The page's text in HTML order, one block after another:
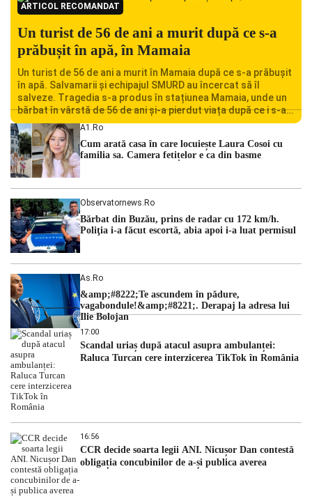
ARTICOL RECOMANDAT
Un turist de 56 de ani a murit după ce s-a
prăbușit în apă, în Mamaia
Un turist de 56 de ani a murit în Mamaia după ce s-a prăbușit
în apă. Salvamarii și echipajul SMURD au încercat să îl
salveze. Tragedia s-a produs în stațiunea Mamaia, unde un
bărbat în vârstă de 56 de ani și-a pierdut viața după ce i s-a
făcut rău în timp ce se afla în […]
A1.ro
Cum arată casa în care locuiește Laura Cosoi cu
familia sa. Camera fetițelor e ca din basme
Observatornews.ro
Bărbat din Buzău, prins de radar cu 172 km/h.
Poliţia i-a făcut escortă, abia apoi i-a luat permisul
As.ro
&amp;#8222;Te ascundem în pădure,
vagabondule!&amp;#8221;. Derapaj la adresa lui
Ilie Bolojan
17:00
Scandal uriaș după atacul asupra ambulanței:
Raluca Turcan cere interzicerea TikTok în România
16:56
CCR decide soarta legii ANI. Nicușor Dan contestă
obligația concubinilor de a-și publica averea